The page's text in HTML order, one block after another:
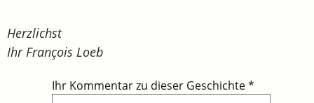
Herzlichst
Ihr François Loeb
Ihr Kommentar zu dieser Geschichte*